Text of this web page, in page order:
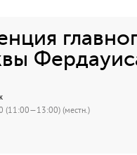
(11:00—13:00) (местн.)